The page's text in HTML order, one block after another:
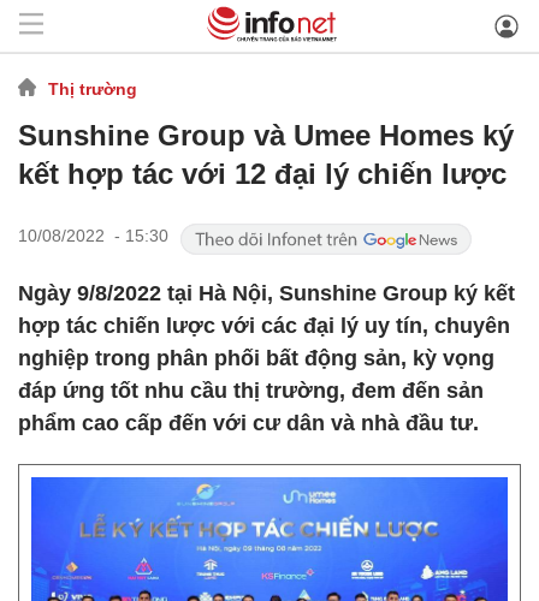
Thị trường
Sunshine Group và Umee Homes ký
kết hợp tác với 12 đại lý chiến lược
10/08/2022 - 15:30
Ngày 9/8/2022 tại Hà Nội, Sunshine Group ký kết
hợp tác chiến lược với các đại lý uy tín, chuyên
nghiệp trong phân phối bất động sản, kỳ vọng
đáp ứng tốt nhu cầu thị trường, đem đến sản
phẩm cao cấp đến với cư dân và nhà đầu tư.